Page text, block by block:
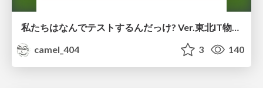
私たちはなんでテストするんだっけ? Ver.東北IT物産展2026 in 会津若松
camel_404
3 140